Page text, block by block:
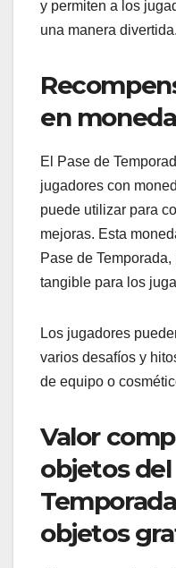
y permiten a los
una manera divertida.
en
El Pase de
jugadores con
puede utilizar para
mejoras. Esta
Pase de
tangible para los
Los jugadores
varios desafíos y
de equipo o
Valor
objetos del
objetos